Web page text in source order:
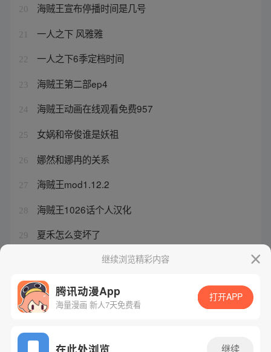
20 海贼王宣布停播时间是几号
21 一人之下 风雅雅
22 一人之下6季定档时间
23 海贼王第二部ep4
24 海贼王动画在线观看免费957
25 女娲和帝俊谁是妖祖
26 娜然和娜冉的关系
27 海贼王mod1.12.2
28 海贼王1026话个人汉化
29 夏禾怎么变坏了
海贼王之时间果实继续浏览精彩内容
腾讯动漫App
海量漫画 新人7天免费看
打开APP
在此处浏览 继续
网站备案/许可证号：粤B2-20090059-5